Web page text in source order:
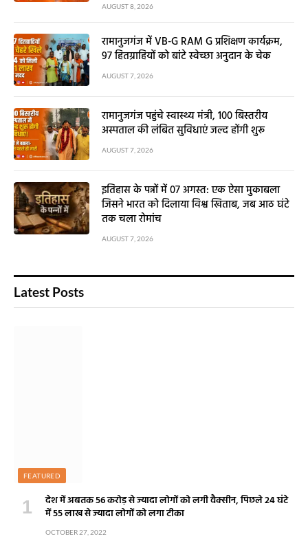
AUGUST 8, 2026
रामानुजगंज में VB-G RAM G प्रशिक्षण कार्यक्रम,
97 हितग्राहियों को बांटे स्वेच्छा अनुदान के चेक
AUGUST 7, 2026
रामानुजगंज पहुंचे स्वास्थ्य मंत्री, 100 बिस्तरीय
अस्पताल की लंबित सुविधाएं जल्द होंगी शुरू
AUGUST 7, 2026
इतिहास के पन्नों में 07 अगस्त: एक ऐसा मुकाबला
जिसने भारत को दिलाया विश्व खिताब, जब आठ घंटे
तक चला रोमांच
AUGUST 7, 2026
Latest Posts
FEATURED
देश में अबतक 56 करोड़ से ज्यादा लोगों को लगी वैक्सीन, पिछले 24 घंटे
में 55 लाख से ज्यादा लोगों को लगा टीका
OCTOBER 27, 2022